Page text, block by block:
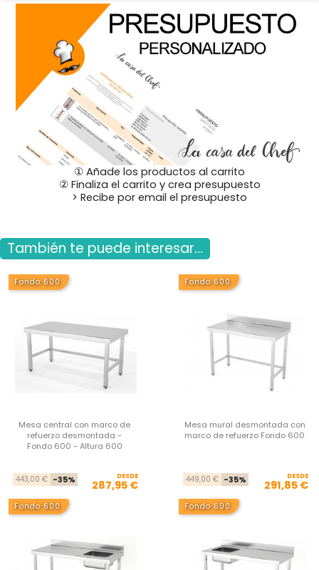
① Añade los productos al carrito
② Finaliza el carrito y crea presupuesto
> Recibe por email el presupuesto
También te puede interesar...
Fondo 600
Mesa central con marco de
refuerzo desmontada -
Fondo 600 - Altura 600
Precio base
443,00 € -35% Precio
DESDE
287,95 €
Fondo 600
Mesa mural desmontada con
marco de refuerzo Fondo 600
449,00 € -35% DESDE
291,85 €
Fondo 600 Fondo 600